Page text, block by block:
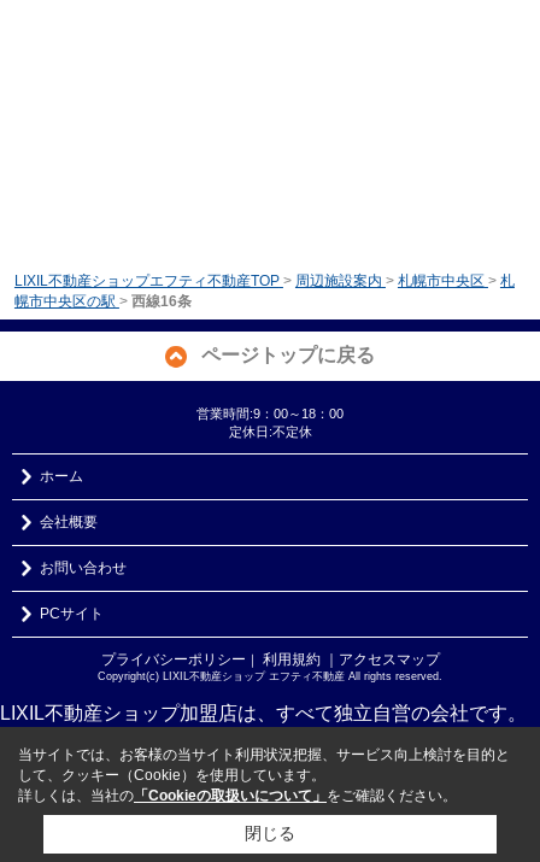
LIXIL不動産ショップエフティ不動産TOP > 周辺施設案内 > 札幌市中央区 > 札
幌市中央区の駅 > 西線16条
ページトップに戻る
営業時間:9：00～18：00
定休日:不定休
ホーム
会社概要
お問い合わせ
PCサイト
プライバシーポリシー ｜ 利用規約 ｜アクセスマップ
Copyright(c) LIXIL不動産ショップ エフティ不動産 All rights reserved.
LIXIL不動産ショップ加盟店は、すべて独立自営の会社です。
当サイトでは、お客様の当サイト利用状況把握、サービス向上検討を目的と
して、クッキー（Cookie）を使用しています。
詳しくは、当社の 「Cookieの取扱いについて」 をご確認ください。
閉じる